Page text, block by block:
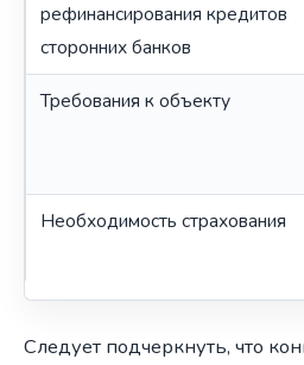
рефинансирования кредитов
сторонних банков
Требования к объекту
Необходимость страхования
Следует подчеркнуть, что